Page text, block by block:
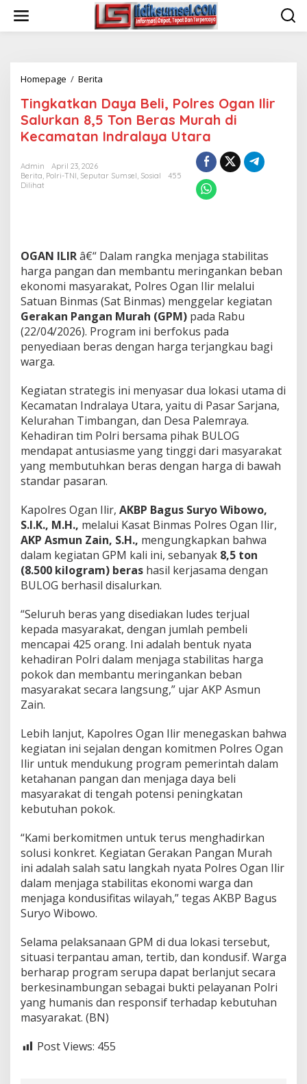
w
Homepage / Berita
n
a
a
B
e
l
i
,
P
l
r
O
g
a
n
I
l
i
r
S
l
u
r
k
a
n
8
5
T
o
n
B
e
a
u
r
a
h
d
i
K
a
m
a
t
a
n
d
r
a
l
a
y
a
t
a
Tingkatkan Daya Beli, Polres Ogan Ilir
Salurkan 8,5 Ton Beras Murah di
Kecamatan Indralaya Utara
Admin
April 23, 2026
Berita, Polri-TNI, Seputar Sumsel, Sosial
455
Dilihat
OGAN ILIRâ€“ Dalam rangka menjaga stabilitas
harga pangan dan membantu meringankan beban
ekonomi masyarakat, Polres Ogan Ilir melalui
Satuan Binmas (Sat Binmas) menggelar kegiatan
Gerakan Pangan Murah (GPM) pada Rabu
(22/04/2026). Program ini berfokus pada
penyediaan beras dengan harga terjangkau bagi
warga.
Kegiatan strategis ini menyasar dua lokasi utama di
Kecamatan Indralaya Utara, yaitu di Pasar Sarjana,
Kelurahan Timbangan, dan Desa Palemraya.
Kehadiran tim Polri bersama pihak BULOG
mendapat antusiasme yang tinggi dari masyarakat
yang membutuhkan beras dengan harga di bawah
standar pasaran.
Kapolres Ogan Ilir, AKBP Bagus Suryo Wibowo,
S.I.K., M.H., melalui Kasat Binmas Polres Ogan Ilir,
AKP Asmun Zain, S.H., mengungkapkan bahwa
dalam kegiatan GPM kali ini, sebanyak 8,5 ton
(8.500 kilogram) beras hasil kerjasama dengan
BULOG berhasil disalurkan.
“Seluruh beras yang disediakan ludes terjual
kepada masyarakat, dengan jumlah pembeli
mencapai 425 orang. Ini adalah bentuk nyata
kehadiran Polri dalam menjaga stabilitas harga
pokok dan membantu meringankan beban
masyarakat secara langsung,” ujar AKP Asmun
Zain.
Lebih lanjut, Kapolres Ogan Ilir menegaskan bahwa
kegiatan ini sejalan dengan komitmen Polres Ogan
Ilir untuk mendukung program pemerintah dalam
ketahanan pangan dan menjaga daya beli
masyarakat di tengah potensi peningkatan
kebutuhan pokok.
“Kami berkomitmen untuk terus menghadirkan
solusi konkret. Kegiatan Gerakan Pangan Murah
ini adalah salah satu langkah nyata Polres Ogan Ilir
dalam menjaga stabilitas ekonomi warga dan
menjaga kondusifitas wilayah,” tegas AKBP Bagus
Suryo Wibowo.
Selama pelaksanaan GPM di dua lokasi tersebut,
situasi terpantau aman, tertib, dan kondusif. Warga
berharap program serupa dapat berlanjut secara
berkesinambungan sebagai bukti pelayanan Polri
yang humanis dan responsif terhadap kebutuhan
masyarakat. (BN)
Post Views: 455